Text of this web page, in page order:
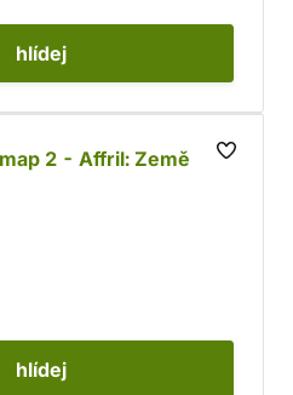
hlídej
2 - Affril: Země
hlídej